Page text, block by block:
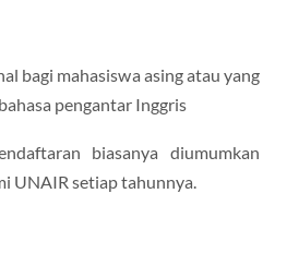
bagi mahasiswa asing atau yang
pengantar Inggris
biasanya diumumkan
UNAIR setiap tahunnya.